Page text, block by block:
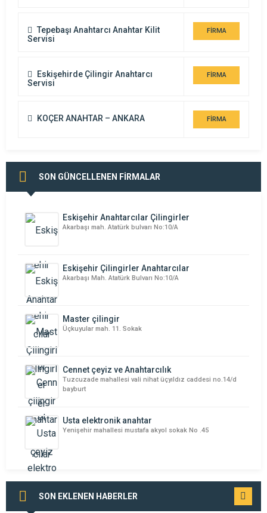
Tepebaşı Anahtarcı Anahtar Kilit
Servisi
FİRMA
Eskişehirde Çilingir Anahtarcı
Servisi
FİRMA
KOÇER ANAHTAR – ANKARA FİRMA
SON GÜNCELLENEN FİRMALAR
Eskişehir Anahtarcılar Çilingirler
Akarbaşı mah. Atatürk bulvarı No:10/A
Eskişehir Çilingirler Anahtarcılar
Akarbaşı Mah. Atatürk Bulvarı No:10/A
Master çilingir
Üçkuyular mah. 11. Sokak
Cennet çeyiz ve Anahtarcılık
Tuzcuzade mahallesi vali nihat üçyıldız caddesi no.14/d
bayburt
Usta elektronik anahtar
Yenişehir mahallesi mustafa akyol sokak No .45
SON EKLENEN HABERLER